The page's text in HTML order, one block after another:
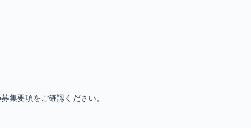
集要項をご確認ください。